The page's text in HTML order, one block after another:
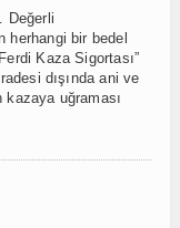
Değerli
herhangi bir bedel
Kaza Sigortası”
dışında ani ve
uğraması